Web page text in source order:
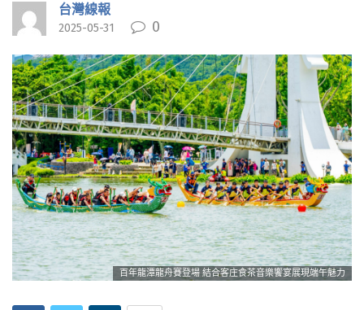
台灣線報
2025-05-31 0
百年龍潭龍舟賽登場 結合客庄食茶音樂饗宴展現端午魅力